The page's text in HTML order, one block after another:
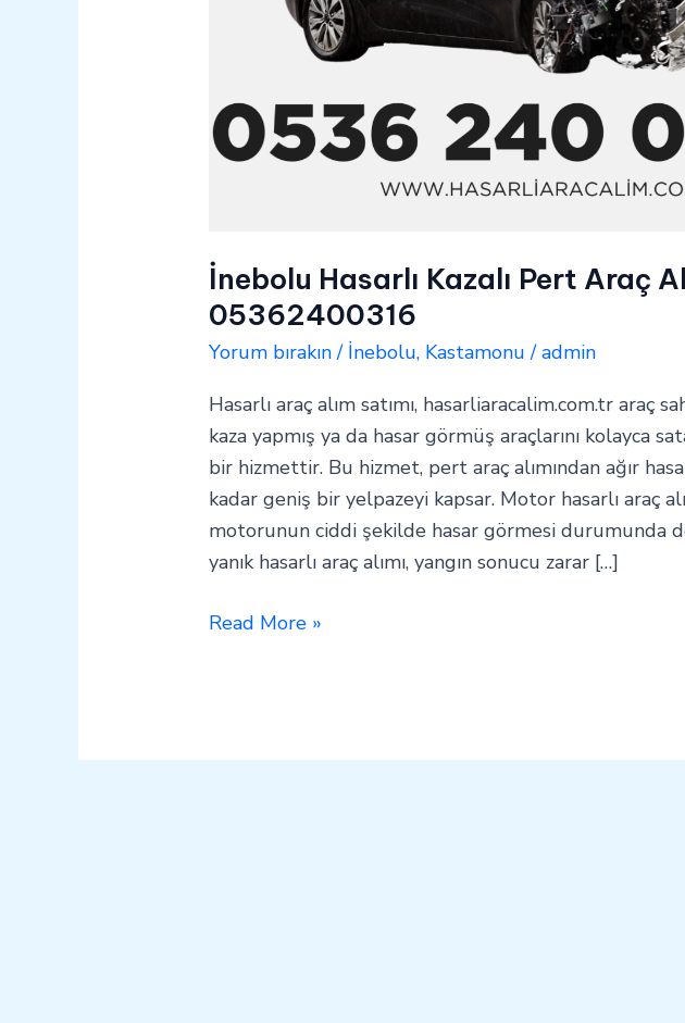
İnebolu Hasarlı Kazalı Pert Araç
05362400316
Yorum bırakın / İnebolu, Kastamonu /admin
Hasarlı araç alım satımı, hasarliaracalim.com.tr araç
kaza yapmış ya da hasar görmüş araçlarını kolayca
bir hizmettir. Bu hizmet, pert araç alımından ağır
kadar geniş bir yelpazeyi kapsar. Motor hasarlı araç
motorunun ciddi şekilde hasar görmesi durumunda
yanık hasarlı araç alımı, yangın sonucu zarar […]
Read More »